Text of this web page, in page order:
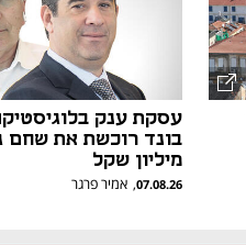
עסקת ענק
מיליון שקל
07.08.26
, אמיר פרגר